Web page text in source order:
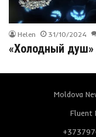
Helen 31/10/2024
«Холодный
Moldova
Fluent